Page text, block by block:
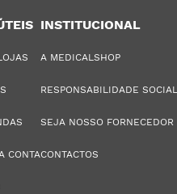
CONTA
INSTITUCIONAL
A MEDICALSHOP
RESPONSABILIDADE SOCIAL
SEJA NOSSO FORNECEDOR
CONTACTOS